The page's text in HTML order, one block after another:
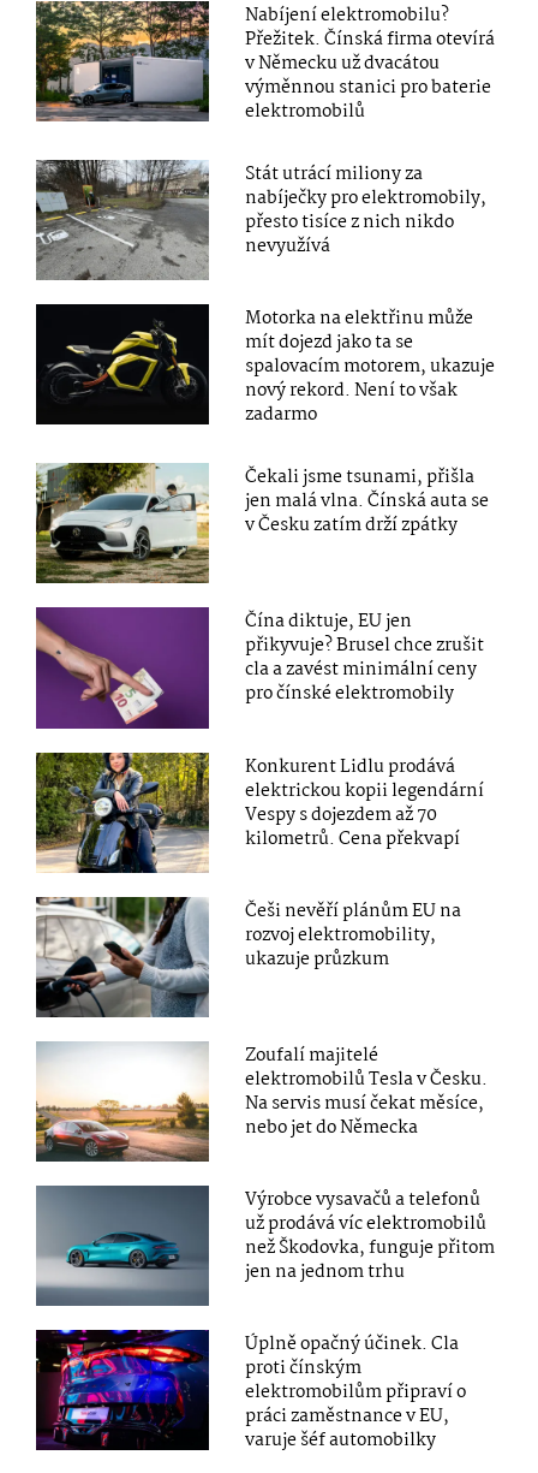
Nabíjení elektromobilu?
Přežitek. Čínská firma otevírá
v Německu už dvacátou
výměnnou stanici pro baterie
elektromobilů
Stát utrácí miliony za
nabíječky pro elektromobily,
přesto tisíce z nich nikdo
nevyužívá
Motorka na elektřinu může
mít dojezd jako ta se
spalovacím motorem, ukazuje
nový rekord. Není to však
zadarmo
Čekali jsme tsunami, přišla
jen malá vlna. Čínská auta se
v Česku zatím drží zpátky
Čína diktuje, EU jen
přikyvuje? Brusel chce zrušit
cla a zavést minimální ceny
pro čínské elektromobily
Konkurent Lidlu prodává
elektrickou kopii legendární
Vespy s dojezdem až 70
kilometrů. Cena překvapí
Češi nevěří plánům EU na
rozvoj elektromobility,
ukazuje průzkum
Zoufalí majitelé
elektromobilů Tesla v Česku.
Na servis musí čekat měsíce,
nebo jet do Německa
Výrobce vysavačů a telefonů
už prodává víc elektromobilů
než Škodovka, funguje přitom
jen na jednom trhu
Úplně opačný účinek. Cla
proti čínským
elektromobilům připraví o
práci zaměstnance v EU,
varuje šéf automobilky